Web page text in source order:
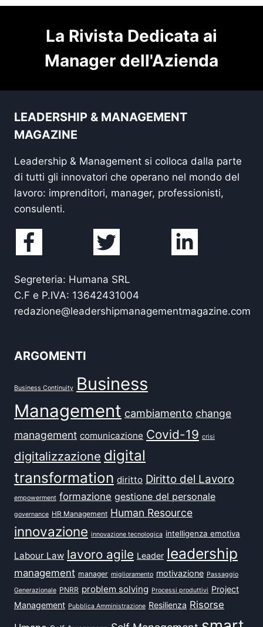
La Rivista Dedicata ai
Manager dell'Azienda
LEADERSHIP & MANAGEMENT
MAGAZINE
Leadership & Management si colloca dalla parte
di tutti gli innovatori che operano nel mondo del
lavoro: imprenditori, manager, professionisti,
consulenti.
Segreteria: Humana SRL
C.F e P.IVA: 13642431004
redazione@leadershipmanagementmagazine.com
ARGOMENTI
Business Continuity Business
Management cambiamento change
management comunicazione Covid-19 crisi
digitalizzazione digital
transformation diritto Diritto del Lavoro
empowerment formazione gestione del personale
governance HR Management Human Resource
innovazione innovazione tecnologica intelligenza emotiva
Labour Law lavoro agile Leader leadership
management manager miglioramento motivazione Passaggio
Generazionale PNRR problem solving Processi produttivi Project
Management Pubblica Amministrazione Resilienza Risorse